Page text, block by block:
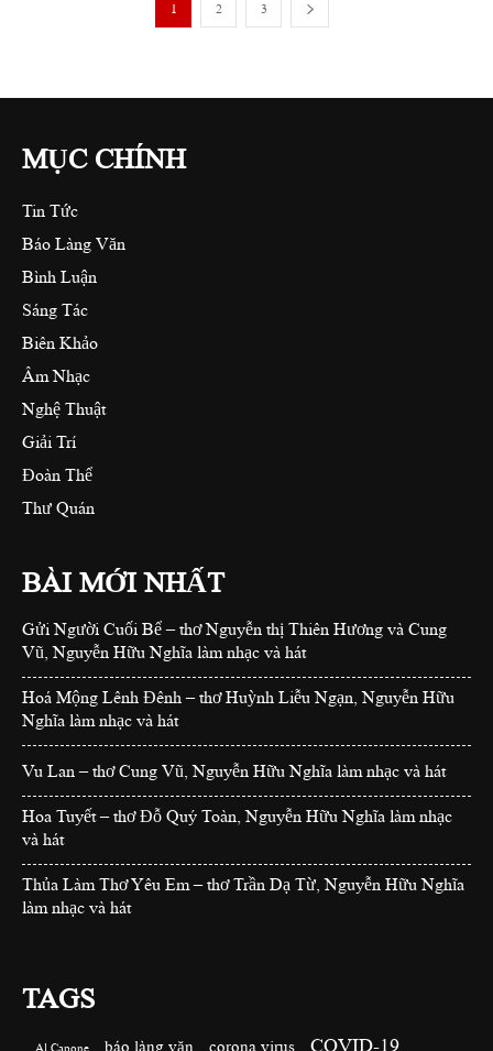
1 2 3
MỤC CHÍNH
Tin Tức
Báo Làng Văn
Bình Luận
Sáng Tác
Biên Khảo
Âm Nhạc
Nghệ Thuật
Giải Trí
Đoàn Thể
Thư Quán
BÀI MỚI NHẤT
Gửi Người Cuối Bể – thơ Nguyễn thị Thiên Hương và Cung
Vũ, Nguyễn Hữu Nghĩa làm nhạc và hát
Hoá Mộng Lênh Đênh – thơ Huỳnh Liễu Ngạn, Nguyễn Hữu
Nghĩa làm nhạc và hát
Vu Lan – thơ Cung Vũ, Nguyễn Hữu Nghĩa làm nhạc và hát
Hoa Tuyết – thơ Đỗ Quý Toàn, Nguyễn Hữu Nghĩa làm nhạc
và hát
Thủa Làm Thơ Yêu Em – thơ Trần Dạ Từ, Nguyễn Hữu Nghĩa
làm nhạc và hát
TAGS
báo làng văn corona virus COVID-19